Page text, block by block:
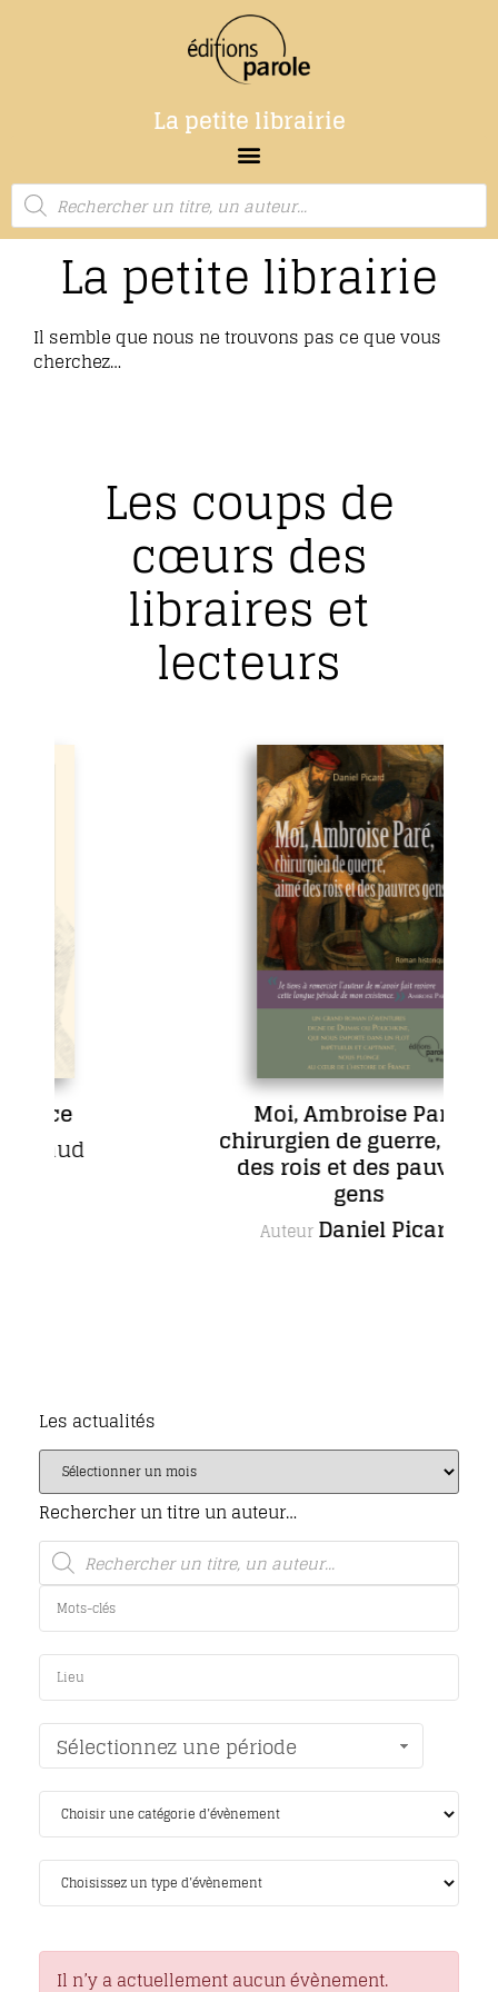
La petite librairie
La petite librairie
Il semble que nous ne trouvons pas ce que vous
cherchez…
Les coups de
cœurs des
libraires et
lecteurs
Moi, Ambroise Paré,
chirurgien de guerre, aimé
des rois et des pauvres
gens
AuteurDaniel Picard
Les actualités
Rechercher un titre un auteur…
Sélectionnez une période
Il n’y a actuellement aucun évènement.